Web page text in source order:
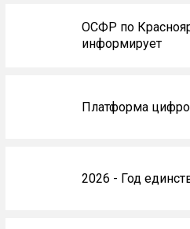
ОСФР по
информирует
Платформа
2026 - Год